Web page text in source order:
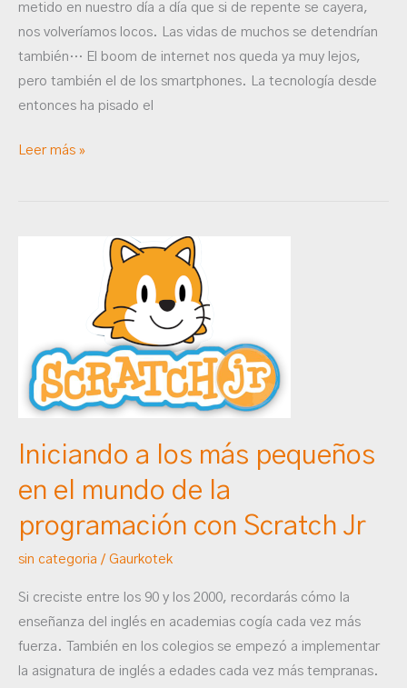
metido en nuestro día a día que si de repente se cayera,
nos volveríamos locos. Las vidas de muchos se detendrían
también… El boom de internet nos queda ya muy lejos,
pero también el de los smartphones. La tecnología desde
entonces ha pisado el
Leer más »
Iniciando a los más pequeños
en el mundo de la
programación con Scratch Jr
sin categoria / Gaurkotek
Si creciste entre los 90 y los 2000, recordarás cómo la
enseñanza del inglés en academias cogía cada vez más
fuerza. También en los colegios se empezó a implementar
la asignatura de inglés a edades cada vez más tempranas.
pequeños
en
de
la
programación
con
Scratch
Jr